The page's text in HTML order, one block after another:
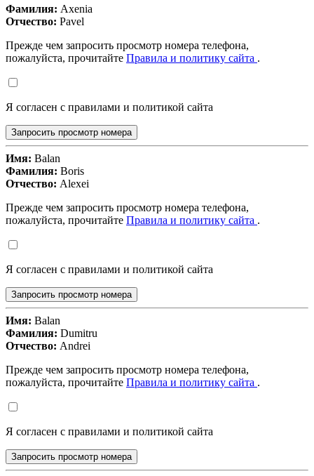
Фамилия: Axenia
Отчество: Pavel
Прежде чем запросить просмотр номера телефона,
пожалуйста, прочитайте Правила и политику сайта .
Я согласен с правилами и политикой сайта
Запросить просмотр номера
Имя: Balan
Фамилия: Boris
Отчество: Alexei
Прежде чем запросить просмотр номера телефона,
пожалуйста, прочитайте Правила и политику сайта .
Я согласен с правилами и политикой сайта
Запросить просмотр номера
Имя: Balan
Фамилия: Dumitru
Отчество: Andrei
Прежде чем запросить просмотр номера телефона,
пожалуйста, прочитайте Правила и политику сайта .
Я согласен с правилами и политикой сайта
Запросить просмотр номера